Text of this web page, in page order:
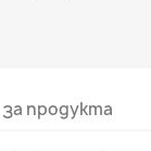
продукта